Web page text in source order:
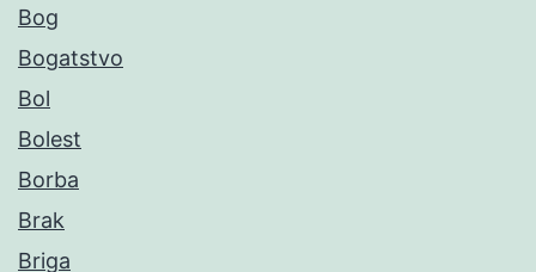
Bog
Bogatstvo
Bol
Bolest
Borba
Brak
Briga